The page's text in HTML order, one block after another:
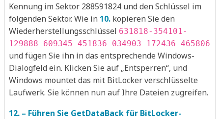
Kennung im Sektor 288591824 und den Schlüssel im
folgenden Sektor. Wie in 10. kopieren Sie den
Wiederherstellungsschlüssel 631818-354101-
129888-609345-451836-034903-172436-465806
und fügen Sie ihn in das entsprechende Windows-
Dialogfeld ein. Klicken Sie auf „Entsperren“, und
Windows mountet das mit BitLocker verschlüsselte
Laufwerk. Sie können nun auf Ihre Dateien zugreifen.
12. – Führen Sie GetDataBack für BitLocker-